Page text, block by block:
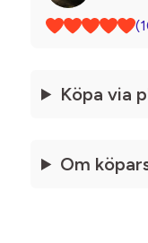
Köpa via
Om